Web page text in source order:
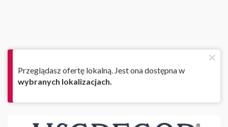
Przeglądasz ofertę lokalną. Jest ona dostępna w
wybranych lokalizacjach.